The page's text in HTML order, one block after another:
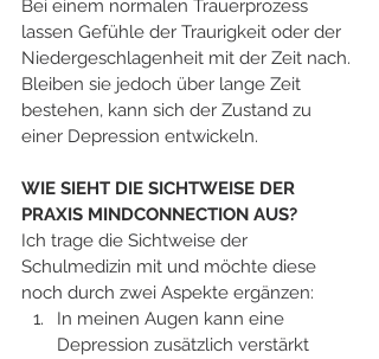
Bei einem normalen Trauerprozess
lassen Gefühle der Traurigkeit oder der
Niedergeschlagenheit mit der Zeit nach.
Bleiben sie jedoch über lange Zeit
bestehen, kann sich der Zustand zu
einer Depression entwickeln.
WIE SIEHT DIE SICHTWEISE DER
PRAXIS MINDCONNECTION AUS?
Ich trage die Sichtweise der
Schulmedizin mit und möchte diese
noch durch zwei Aspekte ergänzen:
In meinen Augen kann eine
Depression zusätzlich verstärkt